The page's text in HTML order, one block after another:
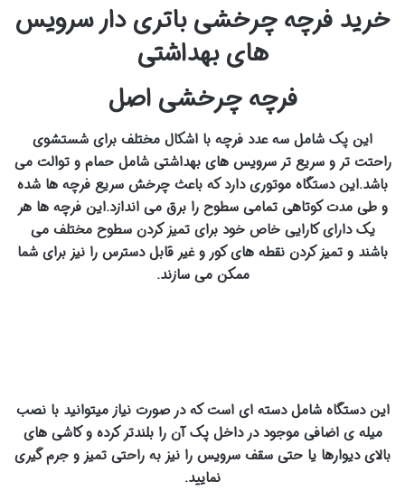
خرید فرچه چرخشی باتری دار سرویس
های بهداشتی
فرچه چرخشی اصل
این پک شامل سه عدد فرچه با اشکال مختلف برای شستشوی
راحتت تر و سریع تر سرویس های بهداشتی شامل حمام و توالت می
باشد.این دستگاه موتوری دارد که باعث چرخش سریع فرچه ها شده
و طی مدت کوتاهی تمامی سطوح را برق می اندازد.این فرچه ها هر
یک دارای کارایی خاص خود برای تمیز کردن سطوح مختلف می
باشند و تمیز کردن نقطه های کور و غیر قابل دسترس را نیز برای شما
ممکن می سازند.
این دستگاه شامل دسته ای است که در صورت نیاز میتوانید با نصب
میله ی اضافی موجود در داخل پک آن را بلندتر کرده و کاشی های
بالای دیوارها یا حتی سقف سرویس را نیز به راحتی تمیز و جرم گیری
نمایید.